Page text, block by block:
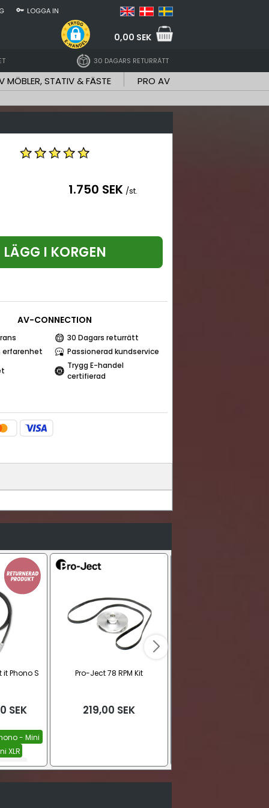
LOGGA IN
0,00 SEK
30 DAGARS RETURRÄTT
MÖBLER, STATIV & FÄSTE PRO AV
1.750 SEK /st.
LÄGG I KORGEN
AV-CONNECTION
30 Dagars returrätt
erfarenhet
Passionerad kundservice
Trygg E-handel
certifierad
Phono S
SEK
- Mini
XLR
Se alla
Pro-Ject 78 RPM Kit
219,00 SEK